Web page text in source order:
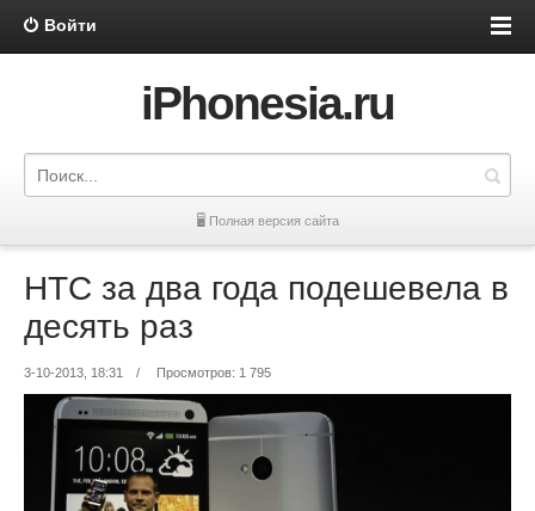
Войти
iPhonesia.ru
🖥 Полная версия сайта
HTC за два года подешевела в
десять раз
3-10-2013, 18:31 / Просмотров: 1 795